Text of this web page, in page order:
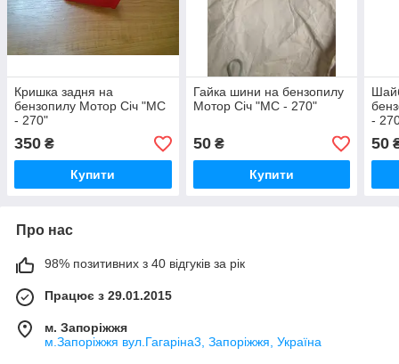
Кришка задня на
бензопилу Мотор Січ "МС
- 270"
350 ₴
Купити
Гайка шини на бензопилу
Мотор Січ "МС - 270"
50₴
Купити
-
50
Про нас
98% позитивних з 40 відгуків за рік
Працює з 29.01.2015
м. Запоріжжя
м.Запоріжжя вул.Гагаріна3, Запоріжжя, Україна